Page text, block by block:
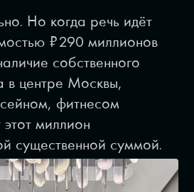
Но когда речь идёт
₽290 миллионов
собственного
в центре Москвы,
фитнесом
миллион
существенной суммой.